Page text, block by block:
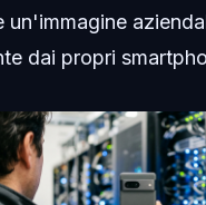
un'immagine
dai propri